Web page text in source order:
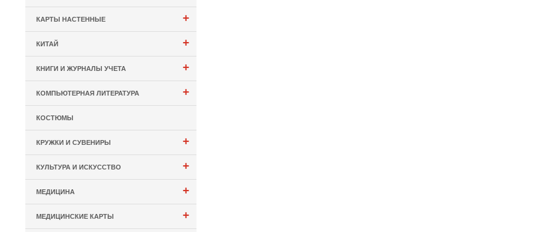
+
КАРТЫ НАСТЕННЫЕ
+
КИТАЙ
+
КНИГИ И ЖУРНАЛЫ УЧЕТА
+
КОМПЬЮТЕРНАЯ ЛИТЕРАТУРА
КОСТЮМЫ
+
КРУЖКИ И СУВЕНИРЫ
+
КУЛЬТУРА И ИСКУССТВО
+
МЕДИЦИНА
+
МЕДИЦИНСКИЕ КАРТЫ